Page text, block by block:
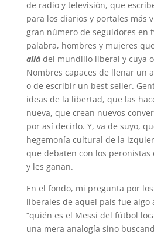
de radio y televisión, que
para los diarios y portales más
gran número de seguidores en
palabra, hombres y mujeres
alládel mundillo liberal y cuya
Nombres capaces de llenar un
o de escribir un best seller.
ideas de la libertad, que las
nueva, que crean nuevos
por así decirlo. Y, va de suyo,
hegemonía cultural de la
que debaten con los peronistas
y les ganan.
En el fondo, mi pregunta por
liberales de aquel país fue algo
“quién es el Messi del fútbol
una mera analogía sino